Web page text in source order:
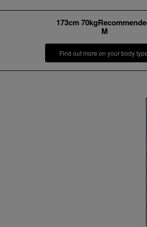
173cm
M
Find out more on your body